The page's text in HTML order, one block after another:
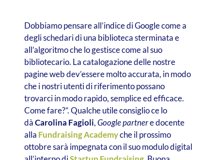
Dobbiamo pensare all’indice di Google come a
degli schedari di una biblioteca sterminata e
all’algoritmo che lo gestisce come al suo
bibliotecario. La catalogazione delle nostre
pagine web dev’essere molto accurata, in modo
che i nostri utenti di riferimento possano
trovarci in modo rapido, semplice ed efficace.
Come fare?”. Qualche utile consiglio ce lo
dàCarolina Fagioli,Google partnere docente
alla Fundraising Academyche il prossimo
ottobre sarà impegnata con il suo modulo digital